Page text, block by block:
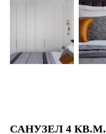
САНУЗЕЛ 4 КВ.М.